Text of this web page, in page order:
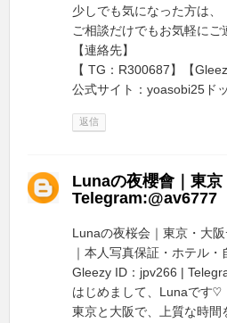
少しでも気になった方は、
ご相談だけでもお気軽にご
【連絡先】
【 TG：R300687】【
公式サイト：yoasobi25ド
返信
Lunaの夜櫻會｜東
Telegram:@av6777
Lunaの夜桜会｜東京・大
｜本人写真保証・ホテル
Gleezy ID：jpv266 |
はじめまして、Lunaです♡
東京と大阪で、上質な時間